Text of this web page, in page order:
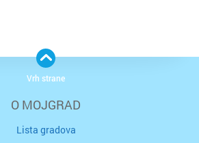
O MOJGRAD
Lista gradova
Vrh strane